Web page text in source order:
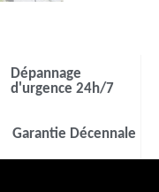
Dépannage
d'urgence 24h/7
Garantie Décennale